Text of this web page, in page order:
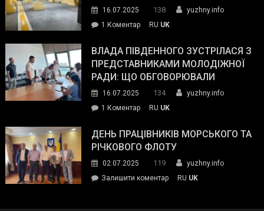
спільний
окупанти.
Маємо
діяти
команда
пожежу
у
16.07.2025 138
yuzhny.info
1 Коментардо
Південного
провів
інспекцію
укриття
RU UK
ВЛАДА ПІВДЕННОГО ЗУСТРІЛАСЯ З
ПРЕДСТАВНИКАМИ МОЛОДІЖНОЇ
РАДИ: ЩО ОБГОВОРЮВАЛИ
16.07.2025 134
yuzhny.info
1 Коментардо
Південного
зустрілася
представниками
молодіжної
RU UK
ДЕНЬ ПРАЦІВНИКІВ МОРСЬКОГО ТА
РІЧКОВОГО ФЛОТУ
02.07.2025 119
yuzhny.info
Залишити коментарon
RU UK